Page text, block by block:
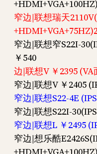
窄边|联想瑞天
窄边|联想窄S22I-
￥540
边|联想V ￥2395
窄边|联想V ￥2405
窄边|联想S22-4E
窄边|联想S22I-
窄边|联想L ￥2495
窄边|想乐酷